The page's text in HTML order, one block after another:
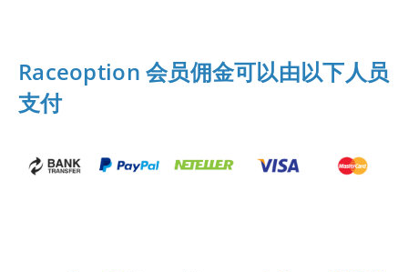
Raceoption 会员佣金可以由以下人员
支付